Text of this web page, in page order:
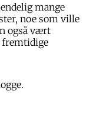
mange
noe som ville
også vært